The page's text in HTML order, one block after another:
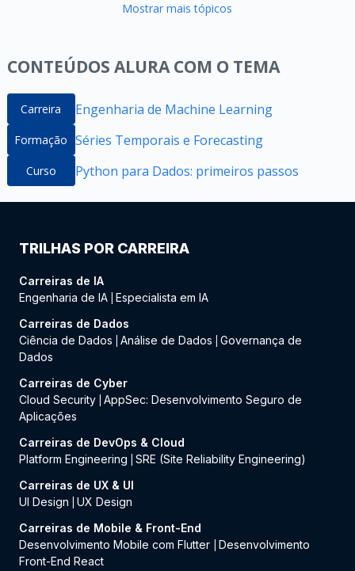
Mostrar mais tópicos
CONTEÚDOS ALURA COM O TEMA
Carreira Engenharia de Machine Learning
Formação Séries Temporais e Forecasting
Curso Python para Dados: primeiros passos
TRILHAS POR CARREIRA
Carreiras de IA
Engenharia de IA Especialista em IA
Carreiras de Dados
Ciência de Dados
Análise de Dados
Governança de
Dados
Carreiras de Cyber
Cloud Security AppSec: Desenvolvimento Seguro de
Aplicações
Carreiras de DevOps & Cloud
Platform Engineering
SRE (Site Reliability Engineering)
Carreiras de UX & UI
UI Design
UX Design
Carreiras de Mobile & Front-End
Desenvolvimento Mobile com Flutter
Desenvolvimento
Front-End React